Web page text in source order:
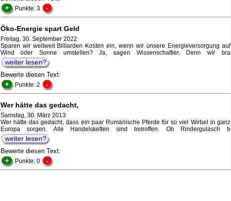
+ Punkte: 3 -
Öko-Energie spart Geld
Freitag, 30. September 2022
Sparen wir weltweit Billiarden Kosten ein, wenn wir unsere Energieversorgung auf
Wind oder Sonne umstellen? Ja, sagen Wissenschaftler. Denn wir bra
weiter lesen?
Bewerte diesen Text:
+ Punkte: 2 -
Wer hätte das gedacht,
Samstag, 30. März 2013
Wer hätte das gedacht, dass ein paar Rumänische Pferde für so viel Wirbel in ganz
Europa sorgen. Alle Handelsketten sind betroffen. Ob Rindergulasch b
weiter lesen?
Bewerte diesen Text:
+ Punkte: 0 -